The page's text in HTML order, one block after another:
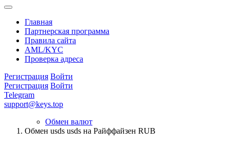
Главная
Партнерская программа
Правила сайта
AML/KYC
Проверка адреса
Регистрация Войти
Регистрация Войти
Telegram
support@keys.top
Обмен валют
Обмен usds usds на Райффайзен RUB